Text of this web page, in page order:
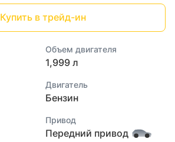
Купить в трейд-ин
Объем двигателя
1,999 л
Двигатель
Бензин
Привод
Передний привод